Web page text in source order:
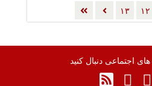
١٢ ١٣
اجتماعی دنبال کنید